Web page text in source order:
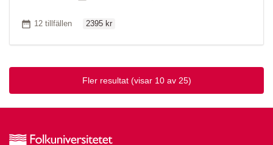
Antal tillfällen
12 tillfällen 2395 kr
Fler resultat (visar 10 av 25)